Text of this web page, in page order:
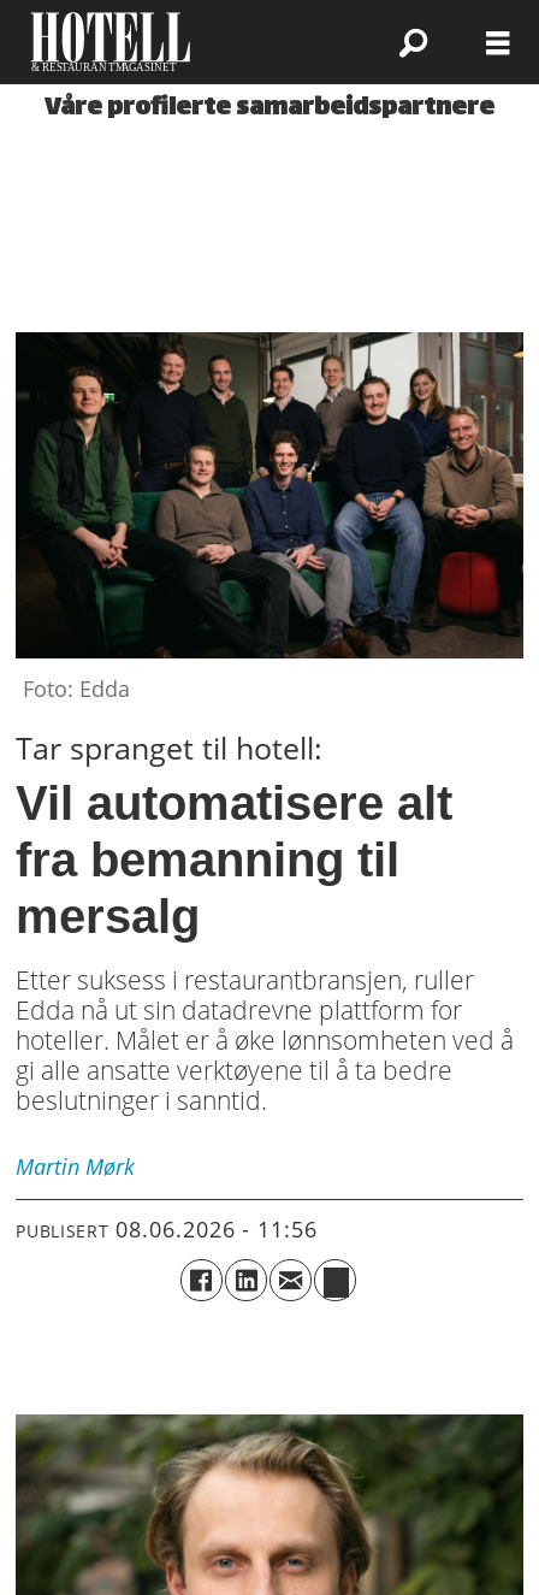
Våre profilerte samarbeidspartnere
Foto: Edda
Tar spranget til hotell:
Vil automatisere alt
fra bemanning til
mersalg
Etter suksess i restaurantbransjen, ruller
Edda nå ut sin datadrevne plattform for
hoteller. Målet er å øke lønnsomheten ved å
gi alle ansatte verktøyene til å ta bedre
beslutninger i sanntid.
Martin Mørk
PUBLISERT 08.06.2026 - 11:56